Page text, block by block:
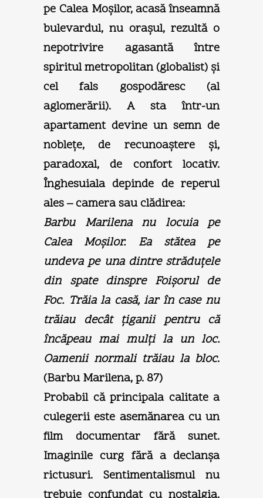
pe Calea Moşilor, acasă înseamnă
bulevardul, nu oraşul, rezultă o
nepotrivire agasantă între
spiritul metropolitan (globalist) şi
cel fals gospodăresc (al
aglomerării). A sta într-un
apartament devine un semn de
nobleţe, de recunoaştere şi,
paradoxal, de confort locativ.
Înghesuiala depinde de reperul
ales – camera sau clădirea:
Barbu Marilena nu locuia pe
Calea Moşilor. Ea stătea pe
undeva pe una dintre străduţele
din spate dinspre Foişorul de
Foc. Trăia la casă, iar în case nu
trăiau decât ţiganii pentru că
încăpeau mai mulţi la un loc.
Oamenii normali trăiau la bloc.
(Barbu Marilena, p. 87)
Probabil că principala calitate a
culegerii este asemănarea cu un
film documentar fără sunet.
Imaginile curg fără a declanşa
rictusuri. Sentimentalismul nu